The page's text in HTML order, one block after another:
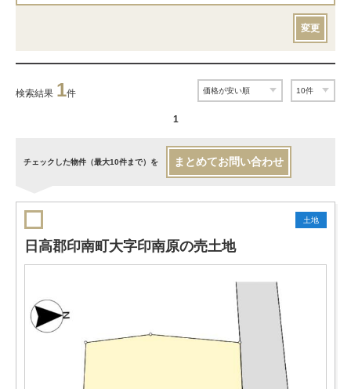
変更
検索結果 1件
1
チェックした物件（最大10件まで）を まとめてお問い合わせ
土地
日高郡印南町大字印南原の売土地